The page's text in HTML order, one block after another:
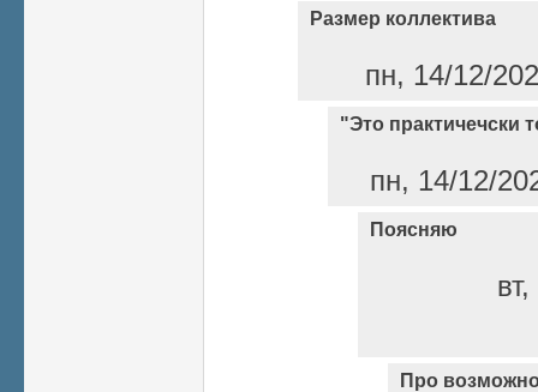
Размер коллектива
пн, 14/12/
"Это практичечски
пн, 14/12/
Поясняю
Про